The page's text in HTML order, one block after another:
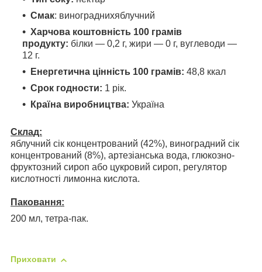
Смак: винограднихяблучний
Харчова коштовність 100 грамів
продукту: білки — 0,2 г, жири — 0 г, вуглеводи —
12 г.
Енергетична цінність 100 грамів: 48,8 ккал
Срок годности: 1 рік.
Країна виробництва: Україна
Склад:
яблучний сік концентрований (42%), виноградний сік
концентрований (8%), артезіанська вода, глюкозно-
фруктозний сироп або цукровий сироп, регулятор
кислотності лимонна кислота.
Паковання:
200 мл, тетра-пак.
Приховати